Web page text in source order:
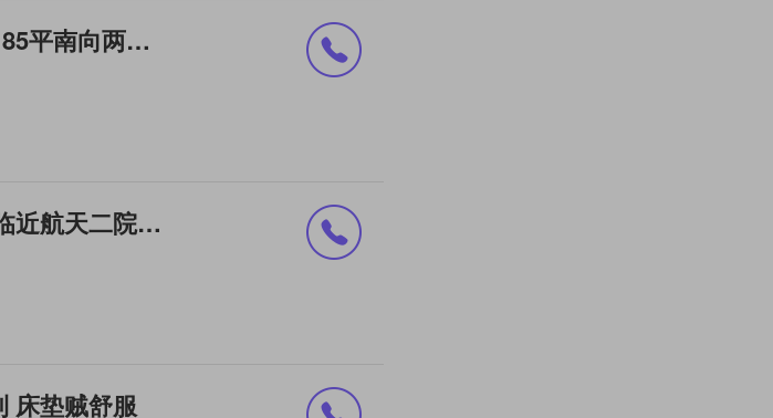
整租2居 | 大兴,高米店街道,保利茉莉公馆 | 85平南向两居带个大露台
整租2居 | 海淀,永定路街道,金沟河3号院 | 临近航天二院，西四环路边
床垫贼舒服